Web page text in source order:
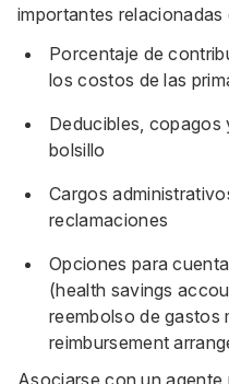
importantes
Porcentaje de
los costos de las
Deducibles, copagos
bolsillo
Cargos
reclamaciones
Opciones para
(health savings
reembolso de gastos
reimbursement
Asociarse con un agente